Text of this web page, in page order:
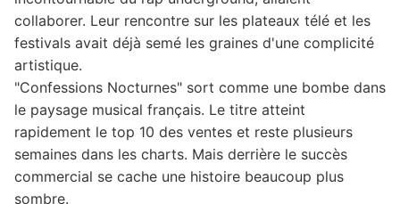
collaborer. Leur rencontre sur les plateaux télé et les
festivals avait déjà semé les graines d'une complicité
artistique.
"Confessions Nocturnes" sort comme une bombe dans
le paysage musical français. Le titre atteint
rapidement le top 10 des ventes et reste plusieurs
semaines dans les charts. Mais derrière le succès
commercial se cache une histoire beaucoup plus
sombre.